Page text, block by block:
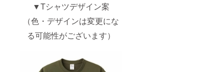
▼Tシャツデザイン案
（色・デザインは変更にな
る可能性がございます）